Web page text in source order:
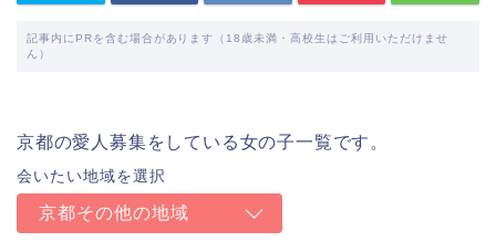
記事内にPRを含む場合があります（18歳未満・高校生はご利用いただけませ
ん）
京都の愛人募集をしている女の子一覧です。
京都その他の地域